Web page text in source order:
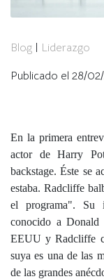
Blog | Liderazgo
Publicado el 28/
En la primera
actor de Harry
backstage. Éste se
estaba. Radcliffe
el programa". Su
conocido a Donald
EEUU y Radcliffe
suya es una de las
de las grandes